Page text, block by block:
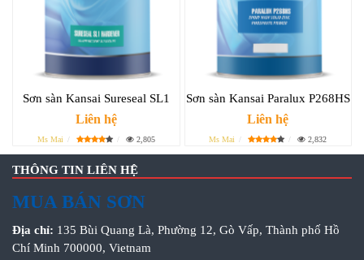
Sơn sàn Kansai Sureseal SL1
Liên hệ
Ms Mai 2,805
Sơn sàn Kansai Paralux P268HS
Liên hệ
Ms Mai 2,832
THÔNG TIN LIÊN HỆ
MUA BÁN SƠN
Địa chỉ: 135 Bùi Quang Là, Phường 12, Gò Vấp, Thành phố Hồ
Chí Minh 700000, Vietnam